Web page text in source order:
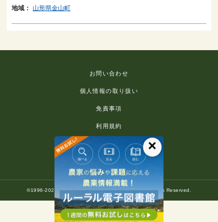
地域： 山形県金山町
お問い合わせ
個人情報の取り扱い
免責事項
利用規約
推奨環境
著作権等について
©1996-2022 Rural Culture Association Japan. All Rights Reserved.
×